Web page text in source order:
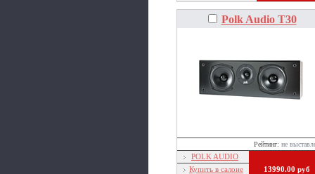
Polk Audio T30
Рейтинг: не
POLK AUDIO
13990.00 руб
Купить в салоне